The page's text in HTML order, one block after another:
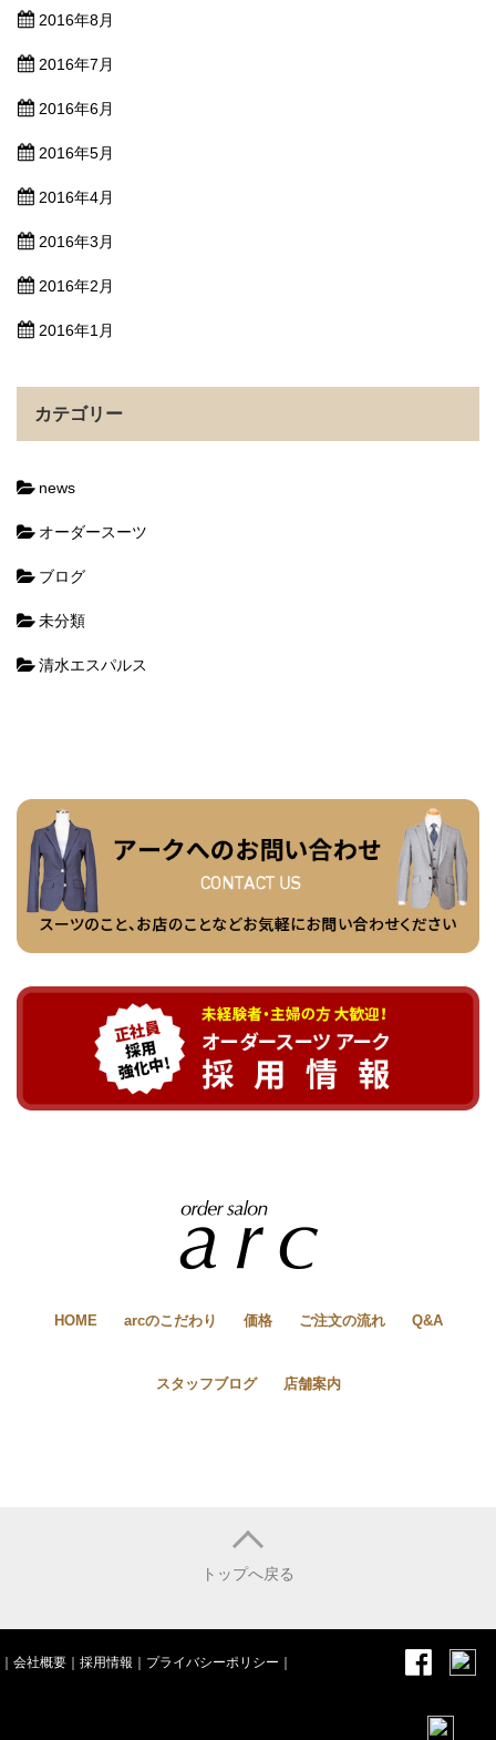
2016年8月
2016年7月
2016年6月
2016年5月
2016年4月
2016年3月
2016年2月
2016年1月
カテゴリー
news
オーダースーツ
ブログ
未分類
清水エスパルス
HOME arcのこだわり 価格 ご注文の流れ Q&A
スタッフブログ 店舗案内
トップへ戻る
会社概要 採用情報 プライバシーポリシー